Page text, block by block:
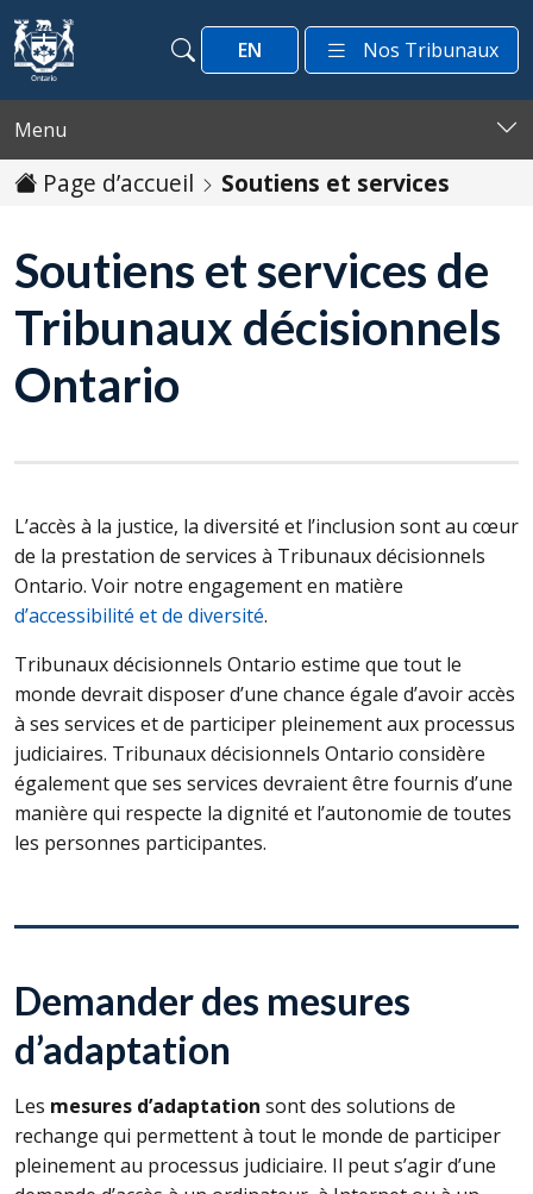
Passer au contenu
Recherche
Recherche
EN Nos Tribunaux
Menu
Page d’accueil Soutiens et services
Soutiens et services de
Tribunaux décisionnels
Ontario
L’accès à la justice, la diversité et l’inclusion sont au cœur
de la prestation de services à Tribunaux décisionnels
Ontario. Voir notre engagement en matière
d’accessibilité et de diversité.
Tribunaux décisionnels Ontario estime que tout le
monde devrait disposer d’une chance égale d’avoir accès
à ses services et de participer pleinement aux processus
judiciaires. Tribunaux décisionnels Ontario considère
également que ses services devraient être fournis d’une
manière qui respecte la dignité et l’autonomie de toutes
les personnes participantes.
Demander des mesures
d’adaptation
Les mesures d’adaptation sont des solutions de
rechange qui permettent à tout le monde de participer
pleinement au processus judiciaire. Il peut s’agir d’une